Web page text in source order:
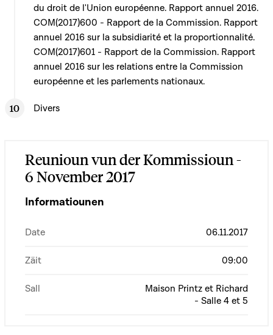
du droit de l'Union européenne. Rapport annuel 2016.
COM(2017)600 - Rapport de la Commission. Rapport
annuel 2016 sur la subsidiarité et la proportionnalité.
COM(2017)601 - Rapport de la Commission. Rapport
annuel 2016 sur les relations entre la Commission
européenne et les parlements nationaux.
Divers
Reunioun vun der Kommissioun -
6 November 2017
Informatiounen
Date 06.11.2017
Zäit 09:00
Sall
Maison Printz et Richard
- Salle 4 et 5